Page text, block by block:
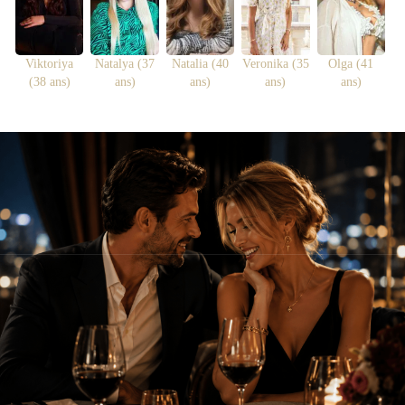
Viktoriya
(38 ans)
Natalya (37
ans)
Natalia (40
ans)
Veronika (35
ans)
Olga (41
ans)